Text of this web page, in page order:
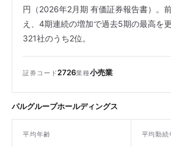
円（2026年2月期 有価証券報告書）。
え、4期連続の増加で過去5期の最高を
321社のうち2位。
証券コード2726業種小売業
パルグループホールディングス
平均年齢 平均勤続